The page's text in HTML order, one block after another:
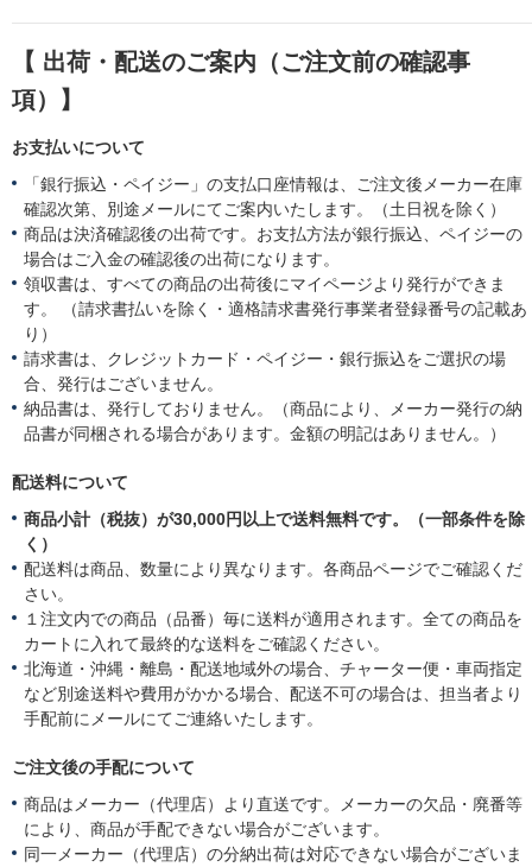
3
0
N
5
購
入
者
様
o
1
u
g
2
0
1
9
a
t
i
n
g
い
R
e
v
購
入
者
様
o
n
1
A
u
g
2
0
【 出荷・配送のご案内（ご注文前の確認事
項）】
お支払いについて
「銀行振込・ペイジー」の支払口座情報は、ご注文後メーカー在庫
確認次第、別途メールにてご案内いたします。（土日祝を除く）
商品は決済確認後の出荷です。お支払方法が銀行振込、ペイジーの
場合はご入金の確認後の出荷になります。
領収書は、すべての商品の出荷後にマイページより発行ができま
す。 （請求書払いを除く・適格請求書発行事業者登録番号の記載あ
り）
請求書は、クレジットカード・ペイジー・銀行振込をご選択の場
合、発行はございません。
納品書は、発行しておりません。（商品により、メーカー発行の納
品書が同梱される場合があります。金額の明記はありません。）
配送料について
商品小計（税抜）が30,000円以上で送料無料です。（一部条件を除
く）
配送料は商品、数量により異なります。各商品ページでご確認くだ
さい。
１注文内での商品（品番）毎に送料が適用されます。全ての商品を
カートに入れて最終的な送料をご確認ください。
北海道・沖縄・離島・配送地域外の場合、チャーター便・車両指定
など別途送料や費用がかかる場合、配送不可の場合は、担当者より
手配前にメールにてご連絡いたします。
ご注文後の手配について
商品はメーカー（代理店）より直送です。メーカーの欠品・廃番等
により、商品が手配できない場合がございます。
同一メーカー（代理店）の分納出荷は対応できない場合がございま